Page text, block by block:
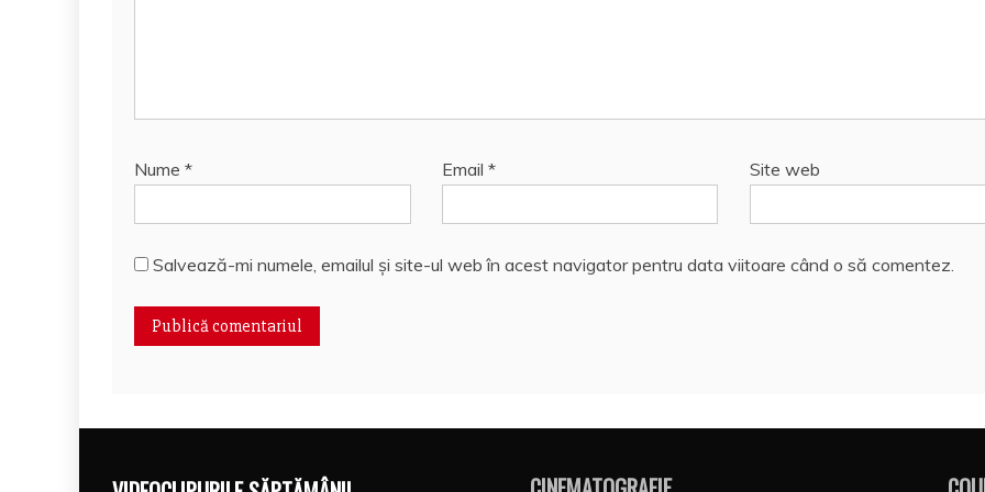
Nume * Email * Site web
Salvează-mi numele, emailul și site-ul web în acest navigator pentru data viitoare când o să comentez.